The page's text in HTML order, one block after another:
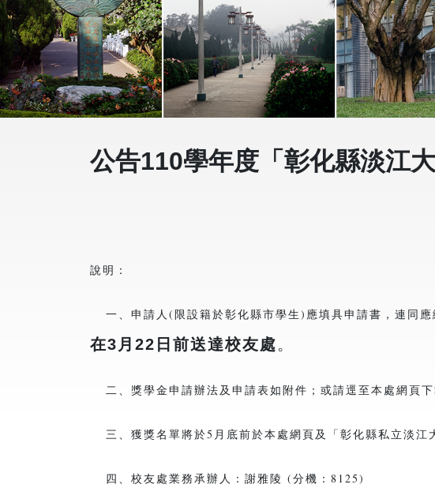
公告110學年度「彰化縣淡江
說明：
一、申請人(限設籍於彰化縣市學生)應填具申請書，連同應
在3月22日前送達校友處。
二、獎學金申請辦法及申請表如附件；或請逕至本處網頁下
三、獲獎名單將於5月底前於本處網頁及「彰化縣私立淡江
四、校友處業務承辦人：謝雅陵 (分機：8125)